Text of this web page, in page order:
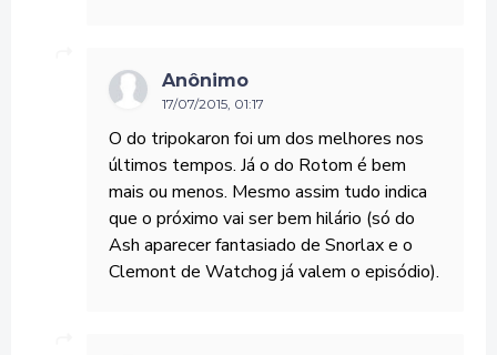
Anônimo
17/07/2015, 01:17
O do tripokaron foi um dos melhores nos
últimos tempos. Já o do Rotom é bem
mais ou menos. Mesmo assim tudo indica
que o próximo vai ser bem hilário (só do
Ash aparecer fantasiado de Snorlax e o
Clemont de Watchog já valem o episódio).